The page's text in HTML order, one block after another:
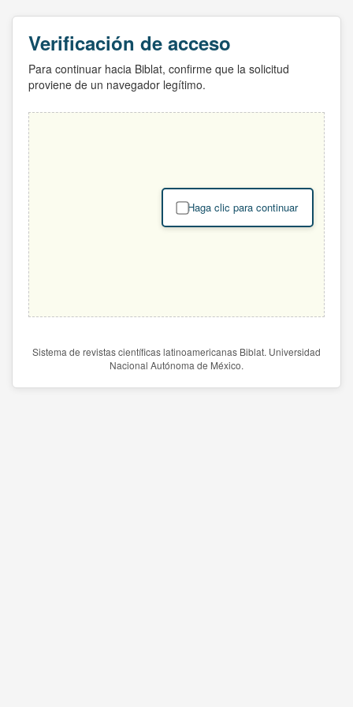
Verificación de acceso
Para continuar hacia Biblat, confirme que la solicitud
proviene de un navegador legítimo.
Haga clic para continuar
Sistema de revistas científicas latinoamericanas Biblat. Universidad
Nacional Autónoma de México.